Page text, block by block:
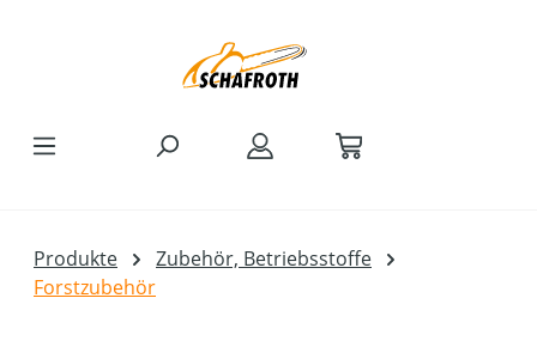
Produkte
Zubehör, Betriebsstoffe
Forstzubehör